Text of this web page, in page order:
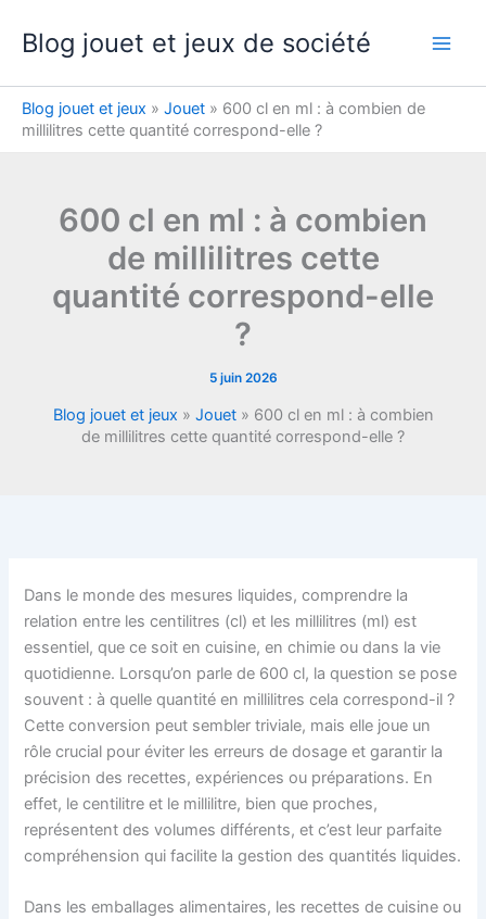
Blog jouet et jeux de société
Blog jouet et jeux » Jouet » 600 cl en ml : à combien de
millilitres cette quantité correspond-elle ?
600 cl en ml : à combien
de millilitres cette
quantité correspond-elle
?
5 juin 2026
Blog jouet et jeux » Jouet» 600 cl en ml : à combien
de millilitres cette quantité correspond-elle ?
Dans le monde des mesures liquides, comprendre la
relation entre les centilitres (cl) et les millilitres (ml) est
essentiel, que ce soit en cuisine, en chimie ou dans la vie
quotidienne. Lorsqu’on parle de 600 cl, la question se pose
souvent : à quelle quantité en millilitres cela correspond-il ?
Cette conversion peut sembler triviale, mais elle joue un
rôle crucial pour éviter les erreurs de dosage et garantir la
précision des recettes, expériences ou préparations. En
effet, le centilitre et le millilitre, bien que proches,
représentent des volumes différents, et c’est leur parfaite
compréhension qui facilite la gestion des quantités liquides.
Dans les emballages alimentaires, les recettes de cuisine ou